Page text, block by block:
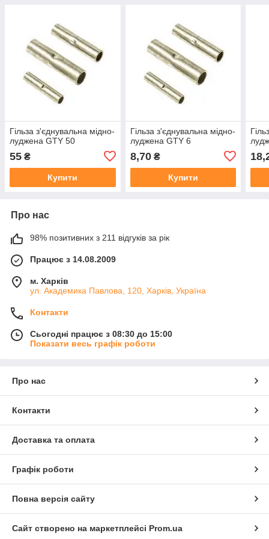
Гільза з'єднувальна мідно-
луджена GTY 50
55 ₴
Купити
Гільза з'єднувальна мідно-
луджена GTY 6
8,70₴
Купити
Про нас
98% позитивних з 211 відгуків за рік
Працює з 14.08.2009
м. Харків
ул. Академика Павлова, 120, Харків, Україна
Контакти
Сьогодні працює з 08:30 до 15:00
Показати весь графік роботи
Про нас
Контакти
Доставка та оплата
Графік роботи
Повна версія сайту
Сайт створено на маркетплейсі Prom.ua